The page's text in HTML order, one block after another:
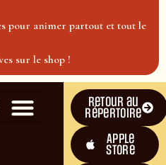
pour animer partout et tout le
sur le shop !
Retour au
répertoire
Apple
Store